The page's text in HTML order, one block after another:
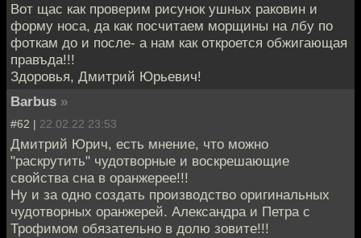
Вот щас как проверим рисунок ушных раковин и
форму носа, да как посчитаем морщины на лбу по
фоткам до и после- а нам как откроется обжигающая
правъда!!!
Здоровья, Дмитрий Юрьевич!
Barbus »
#62 | 22.02.22 23:53
Дмитрий Юрич, есть мнение, что можно
"раскрутить" чудотворные и воскрешающие
свойства сна в оранжерее!!!
Ну и за одно создать производство оригинальных
чудотворных оранжерей. Александра и Петра с
Трофимом обязательно в долю зовите!!!